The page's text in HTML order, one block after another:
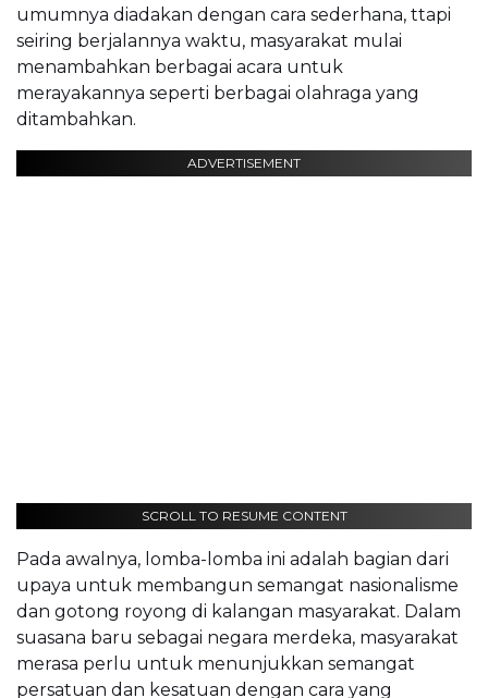
umumnya diadakan dengan cara sederhana, ttapi
seiring berjalannya waktu, masyarakat mulai
menambahkan berbagai acara untuk
merayakannya seperti berbagai olahraga yang
ditambahkan.
ADVERTISEMENT
SCROLL TO RESUME CONTENT
Pada awalnya, lomba-lomba ini adalah bagian dari
upaya untuk membangun semangat nasionalisme
dan gotong royong di kalangan masyarakat. Dalam
suasana baru sebagai negara merdeka, masyarakat
merasa perlu untuk menunjukkan semangat
persatuan dan kesatuan dengan cara yang